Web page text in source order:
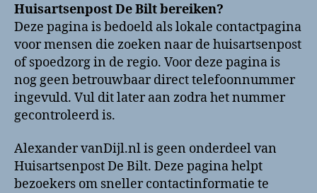
Huisartsenpost De Bilt bereiken?
Deze pagina is bedoeld als lokale contactpagina
voor mensen die zoeken naar de huisartsenpost
of spoedzorg in de regio. Voor deze pagina is
nog geen betrouwbaar direct telefoonnummer
ingevuld. Vul dit later aan zodra het nummer
gecontroleerd is.
Alexander vanDijl.nl is geen onderdeel van
Huisartsenpost De Bilt. Deze pagina helpt
bezoekers om sneller contactinformatie te